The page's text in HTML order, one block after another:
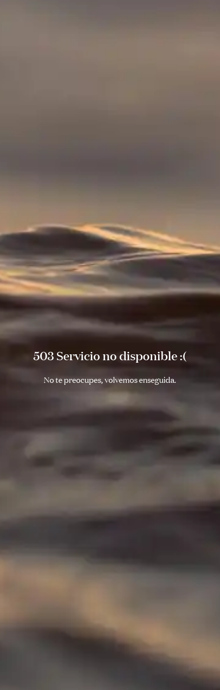
503 Servicio no disponible :(
No te preocupes, volvemos enseguida.